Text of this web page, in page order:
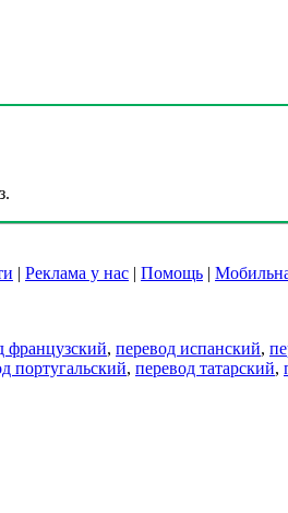
| Реклама у нас | Помощь |
французский, перевод испанский,
португальский, перевод татарский,